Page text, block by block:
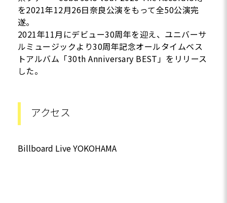
を2021年12月26日奈良公演をもって全50公演完
遂。
2021年11月にデビュー30周年を迎え、ユニバーサ
ルミュージックより30周年記念オールタイムベス
トアルバム「30th Anniversary BEST」をリリース
した。
アクセス
Billboard Live YOKOHAMA